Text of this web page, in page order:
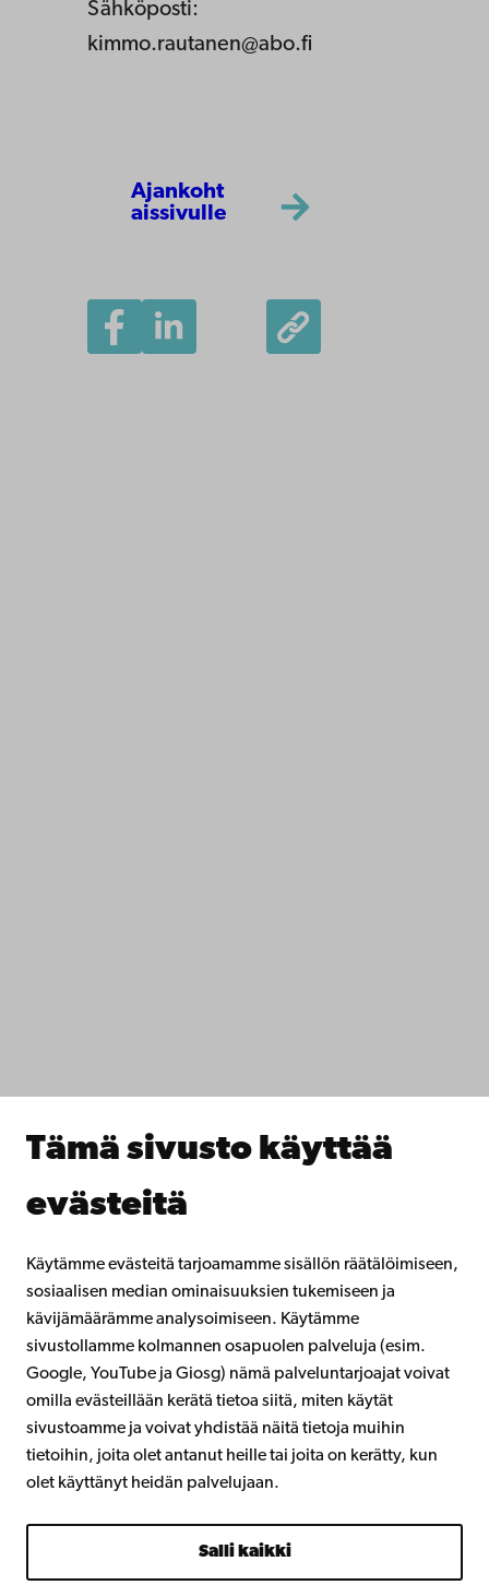
Tämä sivusto käyttää
evästeitä
Käytämme evästeitä tarjoamamme sisällön räätälöimiseen,
sosiaalisen median ominaisuuksien tukemiseen ja
kävijämäärämme analysoimiseen. Käytämme
sivustollamme kolmannen osapuolen palveluja (esim.
Google, YouTube ja Giosg) nämä palveluntarjoajat voivat
omilla evästeillään kerätä tietoa siitä, miten käytät
sivustoamme ja voivat yhdistää näitä tietoja muihin
tietoihin, joita olet antanut heille tai joita on kerätty, kun
olet käyttänyt heidän palvelujaan.
Salli kaikki
Sähköposti:
kimmo.rautanen@abo.fi
Ajankoht
aissivulle
Åbo Akademin kirjasto
Lahjoita Åbo Akademille
Åbo Akademista
Facebook Instagram YouTube LinkedIn Blog Snapchat